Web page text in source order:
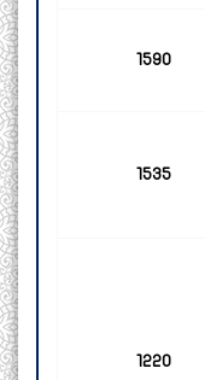
1590
1535
1220